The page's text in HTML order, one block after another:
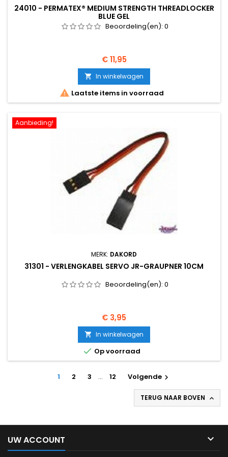
24010 - PERMATEX® MEDIUM STRENGTH THREADLOCKER
BLUE GEL
Beoordeling(en): 0
Prijs
€ 11,95
 In winkelwagen
 Laatste items in voorraad
Aanbieding!
MERK: DAKORD
31301 - VERLENGKABEL SERVO JR-GRAUPNER 10CM
Beoordeling(en): 0
Prijs
€ 3,95
 In winkelwagen
 Op voorraad
1 2 3 … 12 Volgende
TERUG NAAR BOVEN 
UW ACCOUNT 